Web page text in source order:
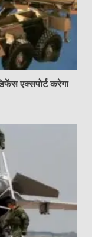
एक्सपोर्ट करेगा